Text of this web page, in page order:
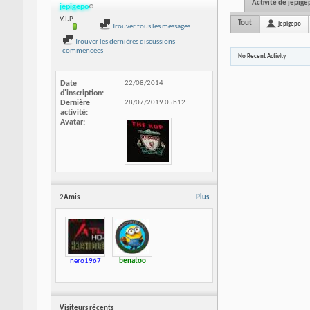
jepigepo
V.I.P
Trouver tous les messages
Trouver les dernières discussions
commencées
Date
d'inscription
22/08/2014
Dernière
activité
28/07/201905h12
Avatar
Plus
2Amis
nero1967 benatoo
Visiteurs récents
Activité de
Tout jepigepo
No Recent Activity